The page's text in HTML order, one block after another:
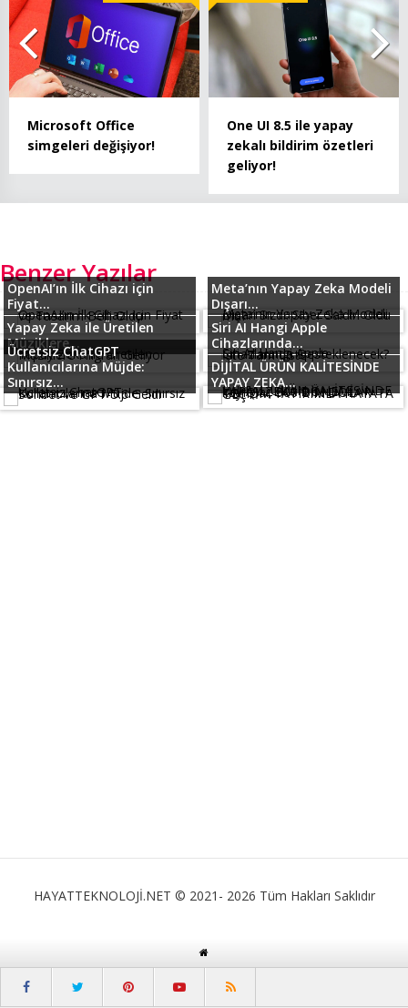
Microsoft Office
simgeleri değişiyor!
One UI 8.5 ile yapay
zekalı bildirim özetleri
geliyor!
Benzer Yazılar
OpenAI’ın İlk Cihazı için
Fiyat...
Meta’nın Yapay Zeka Modeli
Dışarı...
Yapay Zeka ile Üretilen
Müziklere...
Siri AI Hangi Apple
Cihazlarında...
Ücretsiz ChatGPT
Kullanıcılarına Müjde:
Sınırsız...
DİJİTAL ÜRÜN KALİTESİNDE
YAPAY ZEKA...
HAYATTEKNOLOJİ.NET © 2021- 2026 Tüm Hakları Saklıdır